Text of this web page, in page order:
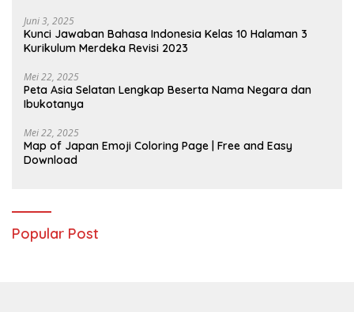
Juni 3, 2025
Kunci Jawaban Bahasa Indonesia Kelas 10 Halaman 3
Kurikulum Merdeka Revisi 2023
Mei 22, 2025
Peta Asia Selatan Lengkap Beserta Nama Negara dan
Ibukotanya
Mei 22, 2025
Map of Japan Emoji Coloring Page | Free and Easy
Download
Popular Post